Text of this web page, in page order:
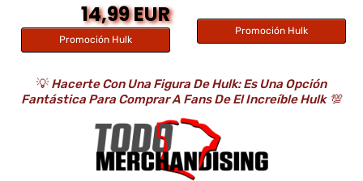
14,99 EUR
Promoción Hulk
Promoción Hulk
💡 Hacerte Con Una Figura De Hulk: Es Una Opción
Fantástica Para Comprar A Fans De El Increíble Hulk 💯